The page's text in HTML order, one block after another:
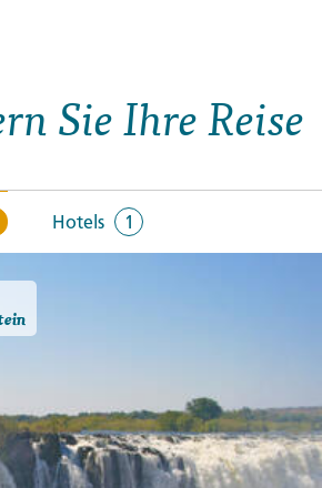
Sie Ihre Reise
Hotels 1